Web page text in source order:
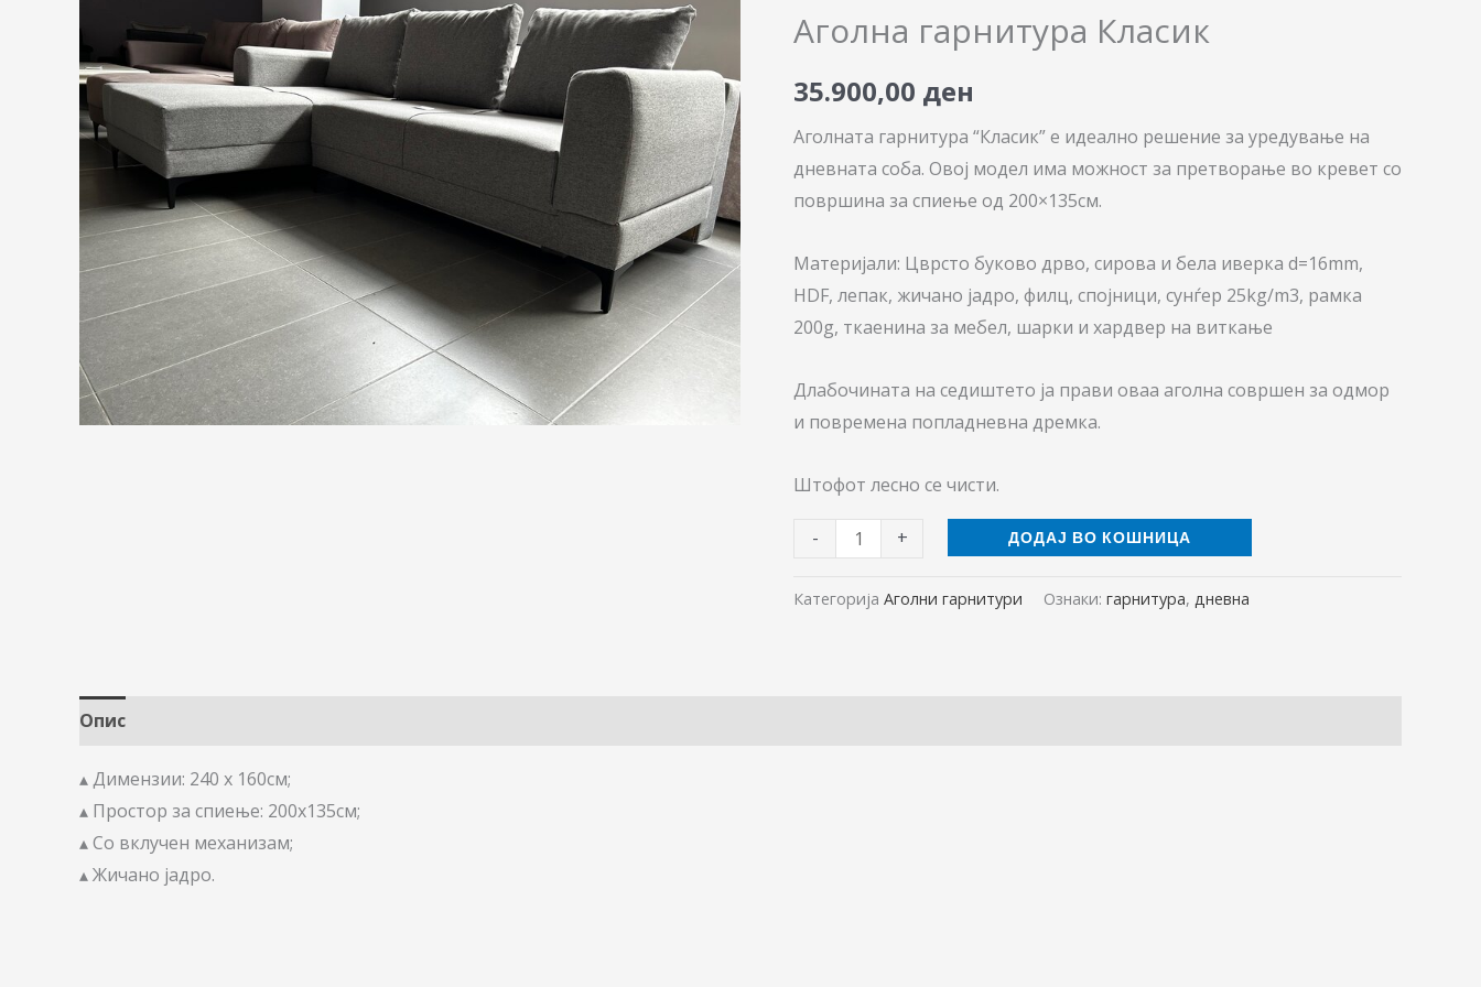
Аголна гарнитура Класик
35.900,00 ден
Аголната гарнитура “Класик” е идеално решение за уредување на
дневната соба. Овој модел има можност за претворање во кревет со
површина за спиење од 200×135см.
Материјали: Цврсто буково дрво, сирова и бела иверка d=16mm,
HDF, лепак, жичано јадро, филц, спојници, сунѓер 25kg/m3, рамка
200g, ткаенина за мебел, шарки и хардвер на виткање
Длабочината на седиштето ја прави оваа аголна совршен за одмор
и повремена попладневна дремка.
Штофот лесно се чисти.
-
количина
+ ДОДАЈ ВО КОШНИЦА
Категорија Аголни гарнитури Ознаки: гарнитура, дневна
Опис
▴ Димензии: 240 х 160см;
▴ Простор за спиење: 200х135см;
▴ Со вклучен механизам;
▴ Жичано јадро.